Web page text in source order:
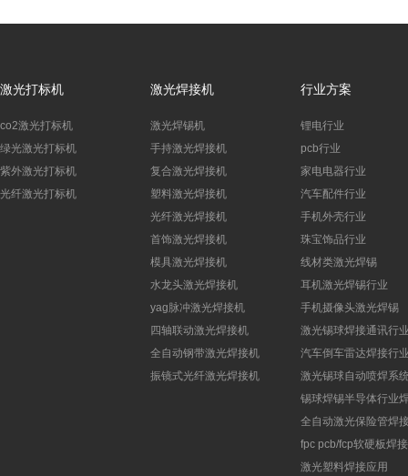
激光打标机
co2激光打标机
绿光激光打标机
紫外激光打标机
光纤激光打标机
激光焊接机
激光焊锡机
手持激光焊接机
复合激光焊接机
塑料激光焊接机
光纤激光焊接机
首饰激光焊接机
模具激光焊接机
水龙头激光焊接机
yag脉冲激光焊接机
四轴联动激光焊接机
全自动钢带激光焊接机
振镜式光纤激光焊接机
行业方案
锂电行业
pcb行业
家电电器行业
汽车配件行业
手机外壳行业
珠宝饰品行业
线材类激光焊锡
耳机激光焊锡行业
手机摄像头激光焊锡
激光锡球焊接通讯行
汽车倒车雷达焊接行
激光锡球自动喷焊系
锡球焊锡半导体行业
全自动激光保险管焊
fpc pcb/fcp软硬板焊
激光塑料焊接应用